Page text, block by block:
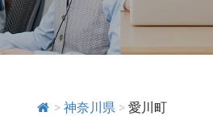
> 神奈川県 > 愛川町